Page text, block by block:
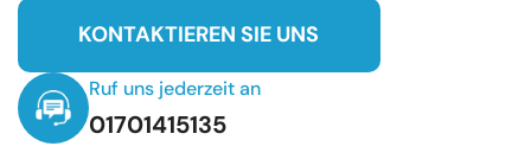
KONTAKTIEREN SIE UNS
Ruf uns jederzeit an
01701415135